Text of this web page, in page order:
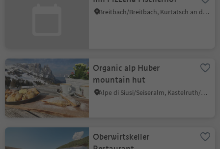
Breitbach/Breitbach, Kurtatsch an der Weinstraße/Cortaccia sulla Strada del Vino, Alto Adige Wine Road
Organic alp Huber
mountain hut
Alpe di Siusi/Seiseralm, Kastelruth/Castelrotto, Dolomites Region Seiser Alm
Oberwirtskeller